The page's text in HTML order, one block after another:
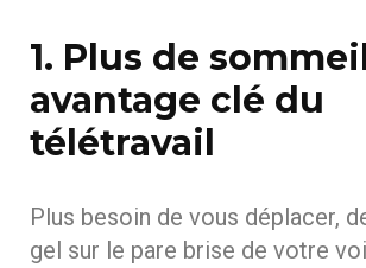
1. Plus de
avantage clé du
télétravail
Plus besoin de vous déplacer,
gel sur le pare brise de votre